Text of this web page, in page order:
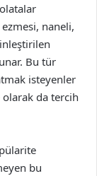
naneli,
Bu tür
isteyenler
da tercih
bu